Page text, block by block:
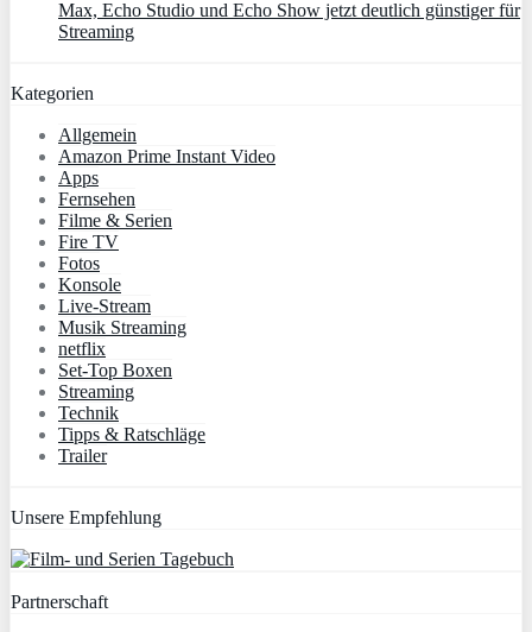
Max, Echo Studio und Echo Show jetzt deutlich günstiger für
Streaming
Kategorien
Allgemein
Amazon Prime Instant Video
Apps
Fernsehen
Filme & Serien
Fire TV
Fotos
Konsole
Live-Stream
Musik Streaming
netflix
Set-Top Boxen
Streaming
Technik
Tipps & Ratschläge
Trailer
Unsere Empfehlung
Partnerschaft